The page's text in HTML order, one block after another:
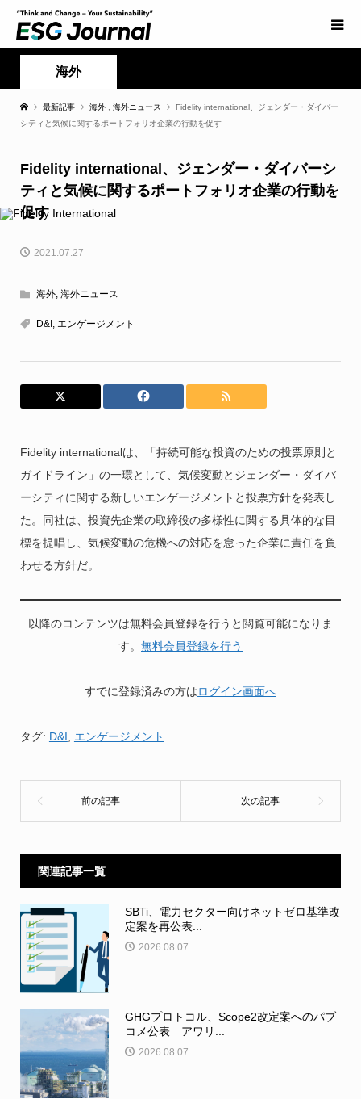
海外
最新記事 海外 海外ニュース
Fidelity international、ジェンダー・ダイバー
シティと気候に関するポートフォリオ企業の行動を促す
Fidelity international、ジェンダー・ダイバーシ
ティと気候に関するポートフォリオ企業の行動を
促す
2021.07.27
海外, 海外ニュース
D&I , エンゲージメント
Fidelity internationalは、「持続可能な投資のための投票原則と
ガイドライン」の一環として、気候変動とジェンダー・ダイバ
ーシティに関する新しいエンゲージメントと投票方針を発表し
た。同社は、投資先企業の取締役の多様性に関する具体的な目
標を提唱し、気候変動の危機への対応を怠った企業に責任を負
わせる方針だ。
以降のコンテンツは無料会員登録を行うと閲覧可能になりま
す。 無料会員登録を行う
すでに登録済みの方はログイン画面へ
タグ: D&I エンゲージメント
関連記事一覧
SBTi、電力セクター向けネットゼロ基準改
定案を再公表...
2026.08.07
GHGプロトコル、Scope2改定案へのパブ
コメ公表 アワリ...
2026.08.07